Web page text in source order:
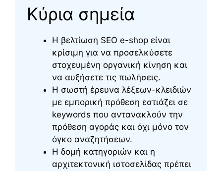
Κύρια σημεία
Η βελτίωση SEO e-shop είναι
κρίσιμη για να προσελκύσετε
στοχευμένη οργανική κίνηση και
να αυξήσετε τις πωλήσεις.
Η σωστή έρευνα λέξεων-κλειδιών
με εμπορική πρόθεση εστιάζει σε
keywords που αντανακλούν την
πρόθεση αγοράς και όχι μόνο τον
όγκο αναζητήσεων.
Η δομή κατηγοριών και η
αρχιτεκτονική ιστοσελίδας πρέπει